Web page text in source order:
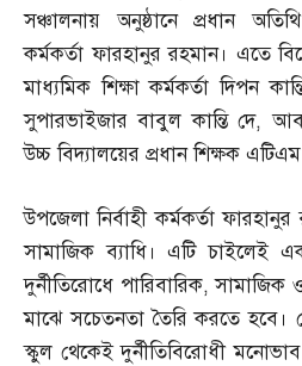
সঞ্চালনায় অনুষ্ঠানে প্রধান
কর্মকর্তা ফারহানুর রহমান। এতে
মাধ্যমিক শিক্ষা কর্মকর্তা দিপন
সুপারভাইজার বাবুল কান্তি দে,
উচ্চ বিদ্যালয়ের প্রধান শিক্ষক
উপজেলা নির্বাহী কর্মকর্তা
সামাজিক ব্যাধি। এটি চাইলেই
দুর্নীতিরোধে পারিবারিক,সামাজিক
মাঝে সচেতনতা তৈরি করতে হবে।
স্কুল থেকেই দুর্নীতিবিরোধী